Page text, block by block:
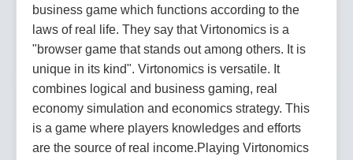
business game which functions according to the
laws of real life. They say that Virtonomics is a
"browser game that stands out among others. It is
unique in its kind". Virtonomics is versatile. It
combines logical and business gaming, real
economy simulation and economics strategy. This
is a game where players knowledges and efforts
are the source of real income.Playing Virtonomics